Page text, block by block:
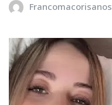
Francomacorisanos